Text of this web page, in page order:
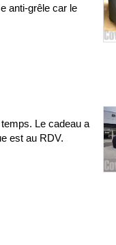
anti-grêle car le
Le cadeau a
est au RDV.